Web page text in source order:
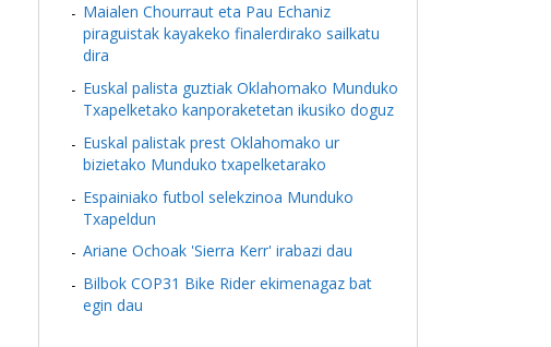
Maialen Chourraut eta Pau Echaniz
piraguistak kayakeko finalerdirako sailkatu
dira
Euskal palista guztiak Oklahomako Munduko
Txapelketako kanporaketetan ikusiko doguz
Euskal palistak prest Oklahomako ur
bizietako Munduko txapelketarako
Espainiako futbol selekzinoa Munduko
Txapeldun
Ariane Ochoak 'Sierra Kerr' irabazi dau
Bilbok COP31 Bike Rider ekimenagaz bat
egin dau